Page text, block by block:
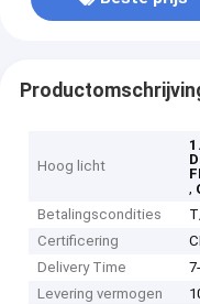
Hoog licht
,
Betalingscondities
Certificering
Delivery Time
Levering vermogen